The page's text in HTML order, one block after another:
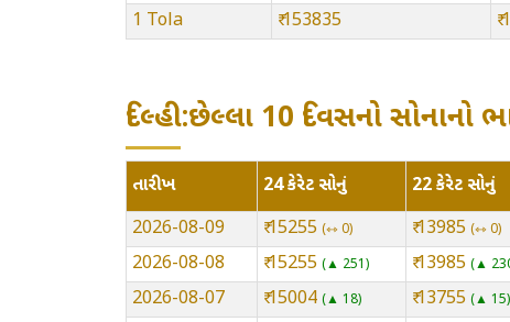
1 Tola
₹ 153835 ₹
દિલ્હી:છેલ્લા 10 દિવસનો સોનાનો
તારીખ 24 કેરેટ સોનું 22 કેરેટ સોનું
2026-08-09
₹ 15255 ⇿ 0 ₹ 13985 ⇿ 0
2026-08-08 ₹ 15255 ▲ 251 ₹ 13985 ▲
2026-08-07 ₹ 15004 ▲ 18 ₹ 13755 ▲ 15